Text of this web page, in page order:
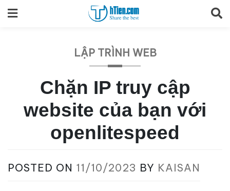
to
LẬP TRÌNH WEB
Chặn IP truy cập
website của bạn với
openlitespeed
POSTED ON 11/10/2023 BY KAISAN